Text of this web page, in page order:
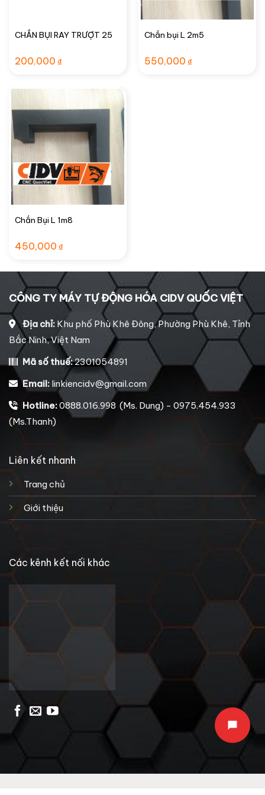
CHẮN BỤI RAY TRƯỢT 25
200,000 ₫
Chắn bụi L 2m5
550,000 ₫
Chắn Bụi L 1m8
450,000 ₫
CÔNG TY MÁY TỰ ĐỘNG HÓA CIDV QUỐC VIỆT
Địa chỉ: Khu phố Phù Khê Đông, Phường Phù Khê, Tỉnh
Bắc Ninh, Việt Nam
Mã số thuế:2301054891
Email: linkiencidv@gmail.com
Hotline:0888.016.998 (Ms. Dung) - 0975.454.933
(Ms.Thanh)
Liên kết nhanh
Trang chủ
Giới thiệu
Các kênh kết nối khác